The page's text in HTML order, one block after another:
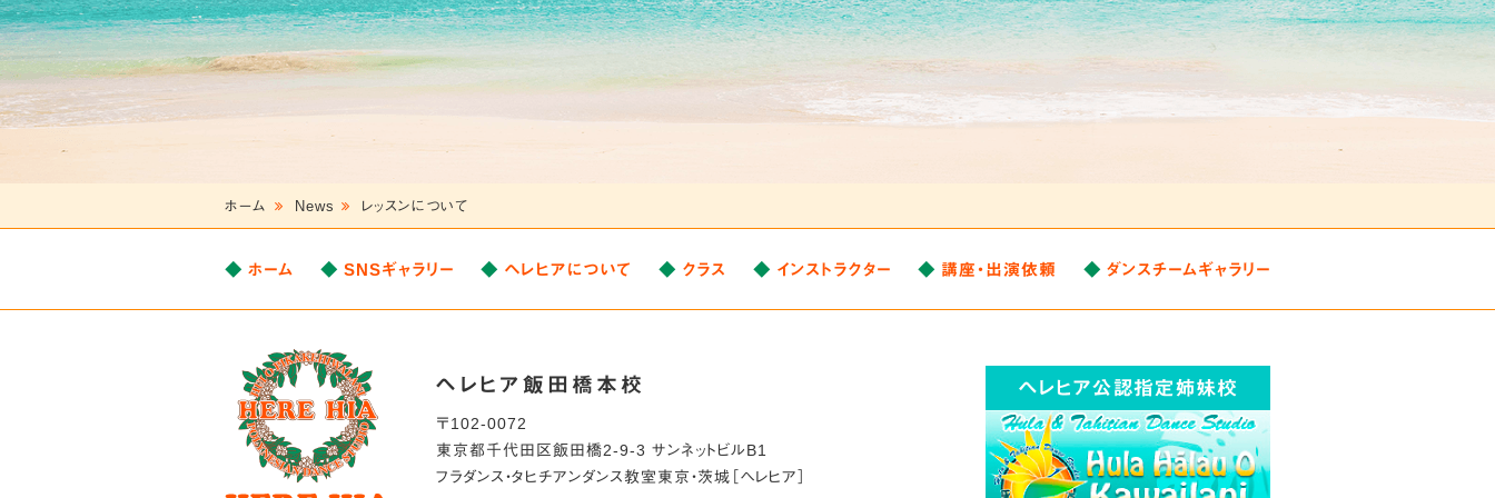
ホーム News レッスンについて
ホーム SNSギャラリー ヘレヒアについて クラス インストラクター 講座・出演依頼 ダンスチームギャラリー
ヘレヒア飯田橋本校
〒102-0072
東京都千代田区飯田橋2-9-3 サンネットビルB1
フラダンス・タヒチアンダンス教室東京・茨城［ヘレヒア］